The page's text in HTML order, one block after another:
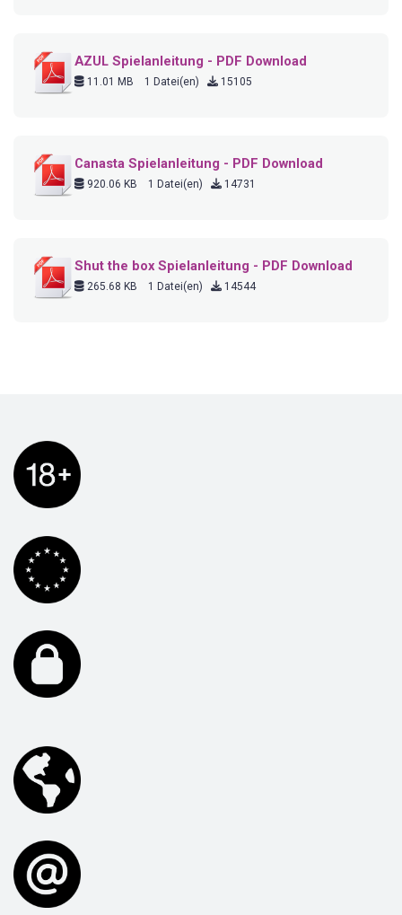
AZUL Spielanleitung - PDF Download
11.01 MB 1 Datei(en) 15105
Canasta Spielanleitung - PDF Download
920.06 KB 1 Datei(en) 14731
Shut the box Spielanleitung - PDF Download
265.68 KB 1 Datei(en) 14544